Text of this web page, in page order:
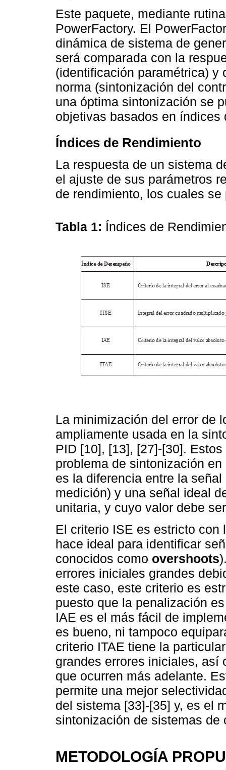
Este paquete, mediante
PowerFactory. El
dinámica de sistema de
será comparada con la
(identificación paramétrica) y
norma (sintonización del
una óptima sintonización se
objetivas basados en índices
Índices de Rendimiento
La respuesta de un sistema
el ajuste de sus parámetros
de rendimiento, los cuales
Tabla 1: Índices de
La minimización del error de
ampliamente usada en la
PID [10], [13], [27]-[30].
problema de sintonización
es la diferencia entre la
medición) y una señal ideal
unitaria, y cuyo valor debe
El criterio ISE es estricto
hace ideal para identificar
conocidos como overshoots
errores iniciales grandes
este caso, este criterio es
puesto que la penalización
IAE es el más fácil de
es bueno, ni tampoco
criterio ITAE tiene la
grandes errores iniciales, así
que ocurren más adelante.
permite una mejor
del sistema [33]-[35] y, es el
sintonización de sistemas de
METODOLOGÍA